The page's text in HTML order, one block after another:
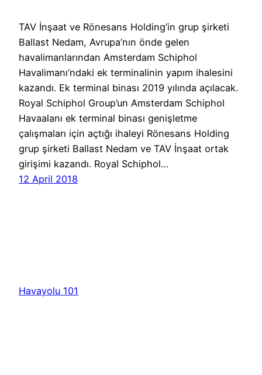
TAV İnşaat ve Rönesans Holding’in grup şirketi
Ballast Nedam, Avrupa’nın önde gelen
havalimanlarından Amsterdam Schiphol
Havalimanı’ndaki ek terminalinin yapım ihalesini
kazandı. Ek terminal binası 2019 yılında açılacak.
Royal Schiphol Group’un Amsterdam Schiphol
Havaalanı ek terminal binası genişletme
çalışmaları için açtığı ihaleyi Rönesans Holding
grup şirketi Ballast Nedam ve TAV İnşaat ortak
girişimi kazandı. Royal Schiphol…
12 April 2018
Havayolu 101